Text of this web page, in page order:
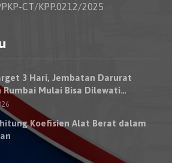
CT/KPP.0212/2025
3 Hari, Jembatan Darurat
Rumbai Mulai Bisa Dilewati
Besok
Koefisien Alat Berat dalam